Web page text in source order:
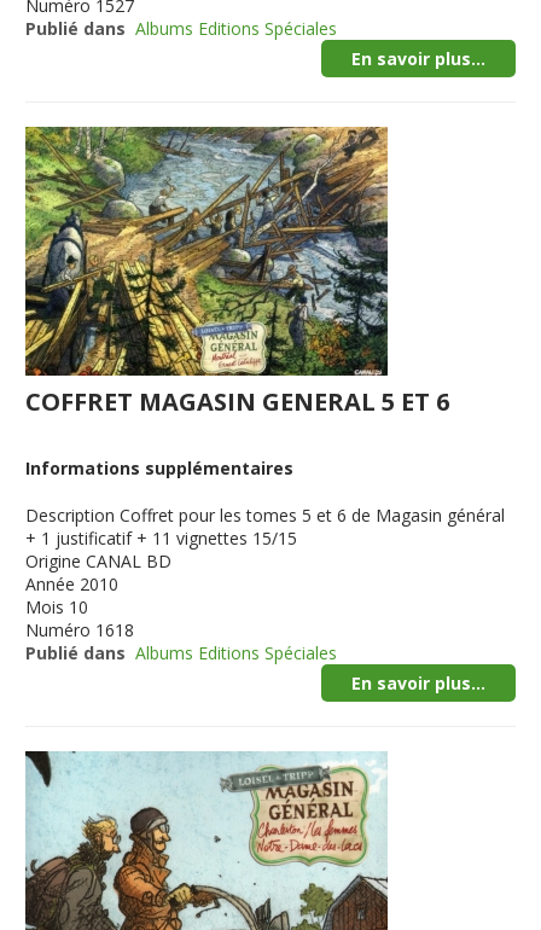
Numéro 1527
Publié dans Albums Editions Spéciales
En savoir plus...
COFFRET MAGASIN GENERAL 5 ET 6
Informations supplémentaires
Description Coffret pour les tomes 5 et 6 de Magasin général
+ 1 justificatif + 11 vignettes 15/15
Origine CANAL BD
Année 2010
Mois 10
Numéro 1618
Publié dans Albums Editions Spéciales
En savoir plus...